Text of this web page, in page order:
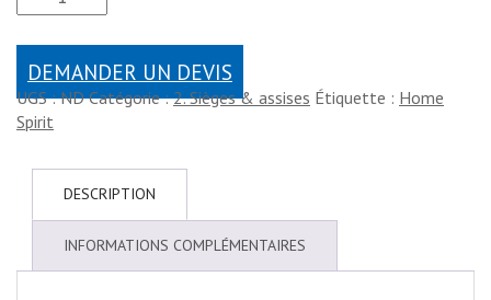
DEMANDER UN DEVIS
UGS :ND Catégorie :2. Sièges & assises Étiquette : Home
Spirit
DESCRIPTION
INFORMATIONS COMPLÉMENTAIRES